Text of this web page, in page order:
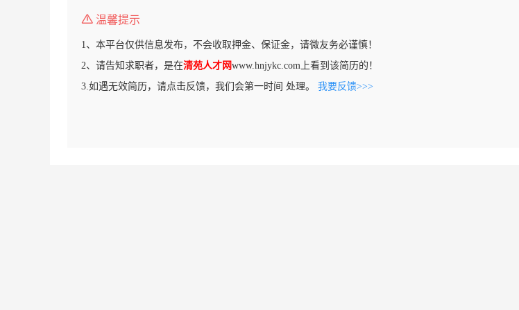
温馨提示
1、本平台仅供信息发布，不会收取押金、保证金，请微友务必谨慎！
2、请告知求职者，是在清苑人才网www.hnjykc.com上看到该简历的！
3.如遇无效简历，请点击反馈，我们会第一时间 处理。 我要反馈>>>